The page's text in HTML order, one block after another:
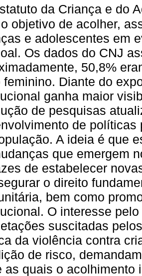
da Criança e do
objetivo de acolher,
e adolescentes em
Os dados do CNJ
50,8%
feminino. Diante do
ganha maior
de pesquisas
de
A ideia é que
que emergem
de estabelecer
o direito
bem como
O interesse
suscitadas
da violência contra
de risco,
as quais o acolhimento